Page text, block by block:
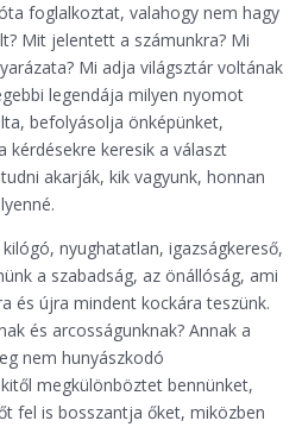
foglalkoztat, valahogy nem hagy
Mit jelentett a számunkra? Mi
Mi adja világsztár voltának
legendája milyen nyomot
befolyásolja önképünket,
kérdésekre keresik a választ
akarják, kik vagyunk, honnan
nyughatatlan, igazságkereső,
a szabadság, az önállóság, ami
és újra mindent kockára teszünk.
és arcosságunknak? Annak a
nem hunyászkodó
megkülönböztet bennünket,
fel is bosszantja őket, miközben